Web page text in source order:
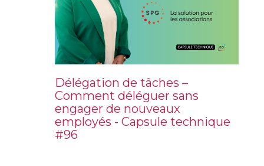
Délégation de tâches –
Comment déléguer sans
engager de nouveaux
employés - Capsule technique
#96